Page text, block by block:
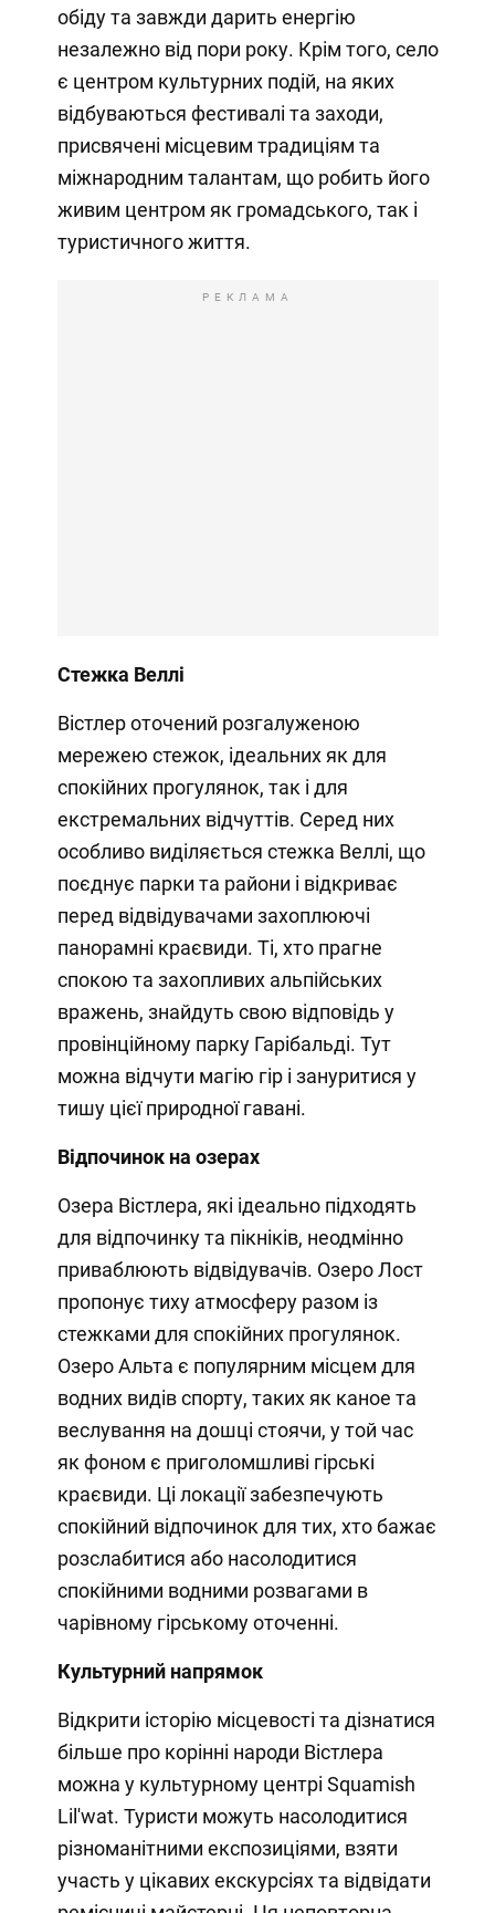
обіду та завжди дарить енергію
незалежно від пори року. Крім того, село
є центром культурних подій, на яких
відбуваються фестивалі та заходи,
присвячені місцевим традиціям та
міжнародним талантам, що робить його
живим центром як громадського, так і
туристичного життя.
РЕКЛАМА
Стежка Веллі
Вістлер оточений розгалуженою
мережею стежок, ідеальних як для
спокійних прогулянок, так і для
екстремальних відчуттів. Серед них
особливо виділяється стежка Веллі, що
поєднує парки та райони і відкриває
перед відвідувачами захоплюючі
панорамні краєвиди. Ті, хто прагне
спокою та захопливих альпійських
вражень, знайдуть свою відповідь у
провінційному парку Гарібальді. Тут
можна відчути магію гір і зануритися у
тишу цієї природної гавані.
Відпочинок на озерах
Озера Вістлера, які ідеально підходять
для відпочинку та пікніків, неодмінно
приваблюють відвідувачів. Озеро Лост
пропонує тиху атмосферу разом із
стежками для спокійних прогулянок.
Озеро Альта є популярним місцем для
водних видів спорту, таких як каное та
веслування на дошці стоячи, у той час
як фоном є приголомшливі гірські
краєвиди. Ці локації забезпечують
спокійний відпочинок для тих, хто бажає
розслабитися або насолодитися
спокійними водними розвагами в
чарівному гірському оточенні.
Культурний напрямок
Відкрити історію місцевості та дізнатися
більше про корінні народи Вістлера
можна у культурному центрі Squamish
Lil'wat. Туристи можуть насолодитися
різноманітними експозиціями, взяти
участь у цікавих екскурсіях та відвідати